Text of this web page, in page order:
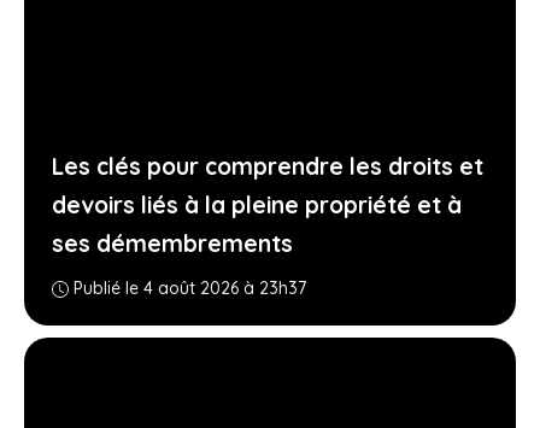
Les clés pour comprendre les droits et
devoirs liés à la pleine propriété et à
ses démembrements
Publié le 4 août 2026 à 23h37